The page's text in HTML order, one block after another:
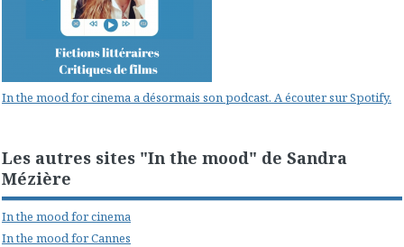
In the mood for cinema a désormais son podcast. A écouter sur Spotify.
Les autres sites "In the mood" de Sandra
Mézière
In the mood for cinema
In the mood for Cannes